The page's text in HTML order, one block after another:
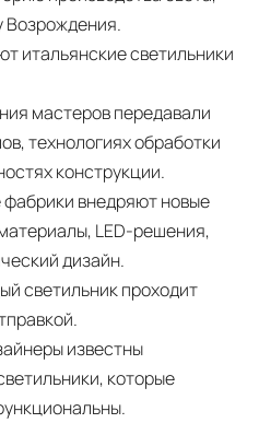
Возрождения.
итальянские светильники
мастеров передавали
технологиях обработки
конструкции.
внедряют новые
LED-решения,
дизайн.
светильник проходит
известны
которые